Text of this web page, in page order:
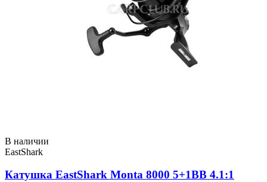
В наличии
EastShark
Катушка EastShark Monta 8000 5+1BB 4.1:1